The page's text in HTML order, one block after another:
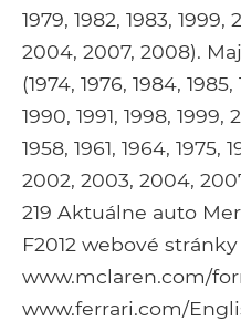
1979, 1982, 1983,
2004, 2007, 2008).
(1974, 1976, 1984,
1990, 1991, 1998, 1999,
1958, 1961, 1964, 1975,
2002, 2003, 2004,
219 Aktuálne auto
F2012 webové stránky
www.mclaren.com/
www.ferrari.com/